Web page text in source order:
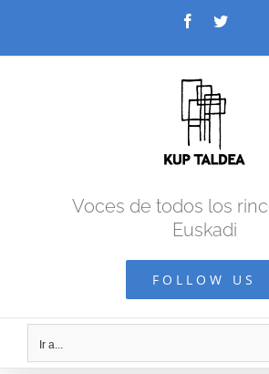
FacebookTwitter
Voces de todos los
Euskadi
FOLLOW US
Ir a...